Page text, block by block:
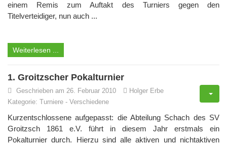
einem Remis zum Auftakt des Turniers gegen den
Titelverteidiger, nun auch ...
Weiterlesen ...
1. Groitzscher Pokalturnier
Geschrieben am 26. Februar 2010
Holger Erbe
Kategorie: Turniere - Verschiedene
Kurzentschlossene aufgepasst: die Abteilung Schach des SV
Groitzsch 1861 e.V. führt in diesem Jahr erstmals ein
Pokalturnier durch. Hierzu sind alle aktiven und nichtaktiven